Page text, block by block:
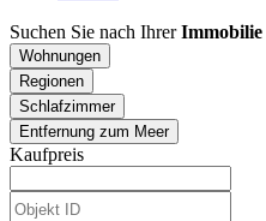
Suchen Sie nach Ihrer
Wohnungen
Regionen
Schlafzimmer
Entfernung zum Meer
Kaufpreis